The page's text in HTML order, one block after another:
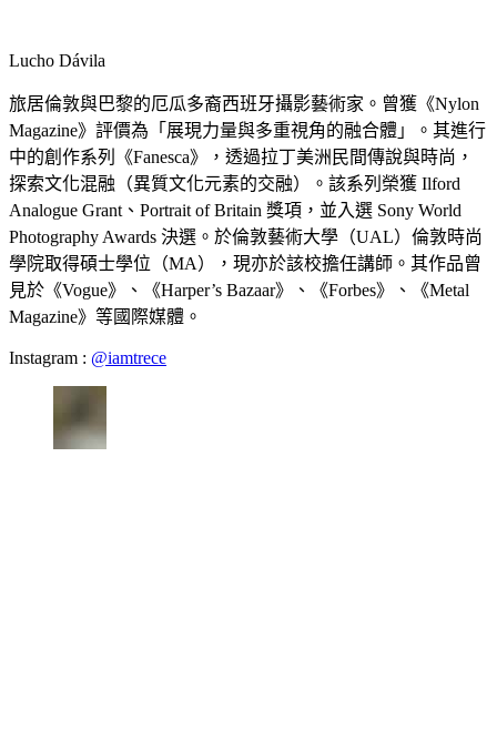
Lucho Dávila
旅居倫敦與巴黎的厄瓜多裔西班牙攝影藝術家。曾獲《Nylon
Magazine》評價為「展現力量與多重視角的融合體」。其進行
中的創作系列《Fanesca》，透過拉丁美洲民間傳說與時尚，
探索文化混融（異質文化元素的交融）。該系列榮獲 Ilford
Analogue Grant、Portrait of Britain 獎項，並入選 Sony World
Photography Awards 決選。於倫敦藝術大學（UAL）倫敦時尚
學院取得碩士學位（MA），現亦於該校擔任講師。其作品曾
見於《Vogue》、《Harper’s Bazaar》、《Forbes》、《Metal
Magazine》等國際媒體。
Instagram : @iamtrece